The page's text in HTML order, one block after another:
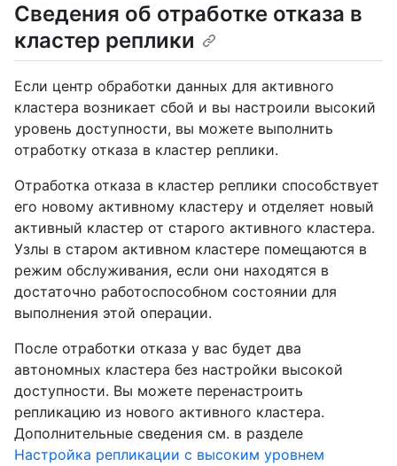
Сведения об отработке отказа в
кластер реплики
Если центр обработки данных для активного
кластера возникает сбой и вы настроили высокий
уровень доступности, вы можете выполнить
отработку отказа в кластер реплики.
Отработка отказа в кластер реплики способствует
его новому активному кластеру и отделяет новый
активный кластер от старого активного кластера.
Узлы в старом активном кластере помещаются в
режим обслуживания, если они находятся в
достаточно работоспособном состоянии для
выполнения этой операции.
После отработки отказа у вас будет два
автономных кластера без настройки высокой
доступности. Вы можете перенастроить
репликацию из нового активного кластера.
Дополнительные сведения см. в разделе
Настройка репликации с высоким уровнем